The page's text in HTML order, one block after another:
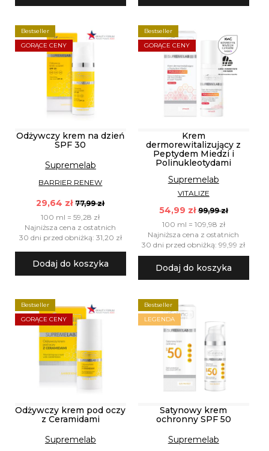
Bestseller
GORĄCE CENY
Odżywczy krem na dzień
SPF 30
Supremelab
BARRIER RENEW
29,64 zł 77,99 zł
100 ml = 59,28 zł
Najniższa cena z ostatnich
30 dni przed obniżką: 31,20 zł
Dodaj do koszyka
Bestseller
GORĄCE CENY
Krem
dermorewitalizujący z
Peptydem Miedzi i
Polinukleotydami
Supremelab
VITALIZE
54,99 zł 99,99 zł
100 ml = 109,98 zł
Najniższa cena z ostatnich
30 dni przed obniżką: 99,99 zł
Dodaj do koszyka
Bestseller
GORĄCE CENY
Odżywczy krem pod oczy
z Ceramidami
Supremelab
Bestseller
LEGENDA
Satynowy krem
ochronny SPF 50
Supremelab